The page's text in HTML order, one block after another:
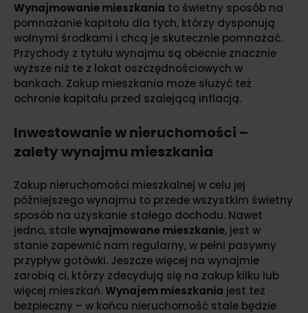
Wynajmowanie mieszkania to świetny sposób na
pomnażanie kapitału dla tych, którzy dysponują
wolnymi środkami i chcą je skutecznie pomnażać.
Przychody z tytułu wynajmu są obecnie znacznie
wyższe niż te z lokat oszczędnościowych w
bankach. Zakup mieszkania może służyć też
ochronie kapitału przed szalejącą inflacją.
Inwestowanie w nieruchomości –
zalety wynajmu mieszkania
Zakup nieruchomości mieszkalnej w celu jej
późniejszego wynajmu to przede wszystkim świetny
sposób na uzyskanie stałego dochodu. Nawet
jedno, stalewynajmowane mieszkanie, jest w
stanie zapewnić nam regularny, w pełni pasywny
przypływ gotówki. Jeszcze więcej na wynajmie
zarobią ci, którzy zdecydują się na zakup kilku lub
więcej mieszkań.Wynajem mieszkania jest też
bezpieczny – w końcu nieruchomość stale będzie